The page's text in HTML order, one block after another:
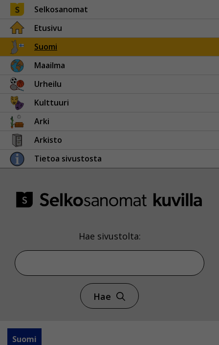
Selkosanomat
Etusivu
Suomi
Maailma
Urheilu
Kulttuuri
Arki
Arkisto
Tietoa sivustosta
Hae sivustolta:
Hae
Suomi